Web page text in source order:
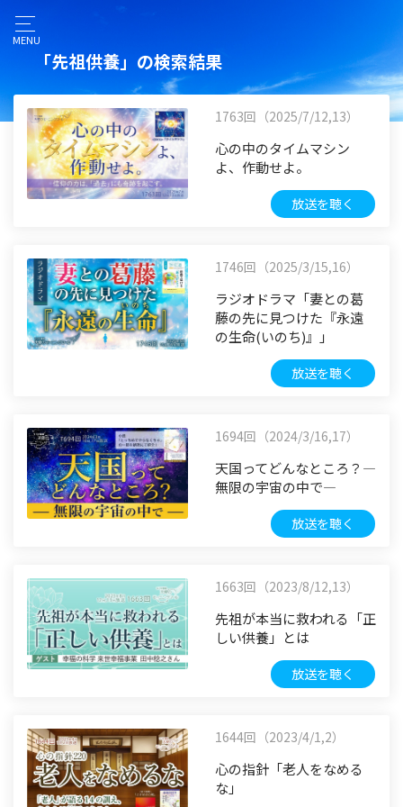
MENU
「先祖供養」の検索結果
1763回（2025/7/12,13）
心の中のタイムマシン
よ、作動せよ。
放送を聴く
1746回（2025/3/15,16）
ラジオドラマ「妻との葛
藤の先に見つけた『永遠
の生命(いのち)』」
放送を聴く
1694回（2024/3/16,17）
天国ってどんなところ？―
無限の宇宙の中で―
放送を聴く
1663回（2023/8/12,13）
先祖が本当に救われる「正
しい供養」とは
放送を聴く
1644回（2023/4/1,2）
心の指針「老人をなめる
な」